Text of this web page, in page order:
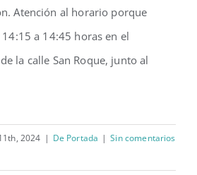
Atención al horario porque
a 14:45 horas en el
la calle San Roque, junto al
2024 | De Portada | Sin comentarios